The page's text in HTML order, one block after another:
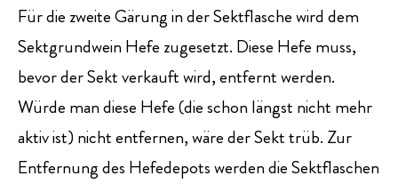
Für die zweite Gärung in der Sektflasche wird dem
Sektgrundwein Hefe zugesetzt. Diese Hefe muss,
bevor der Sekt verkauft wird, entfernt werden.
Würde man diese Hefe (die schon längst nicht mehr
aktiv ist) nicht entfernen, wäre der Sekt trüb. Zur
Entfernung des Hefedepots werden die Sektflaschen